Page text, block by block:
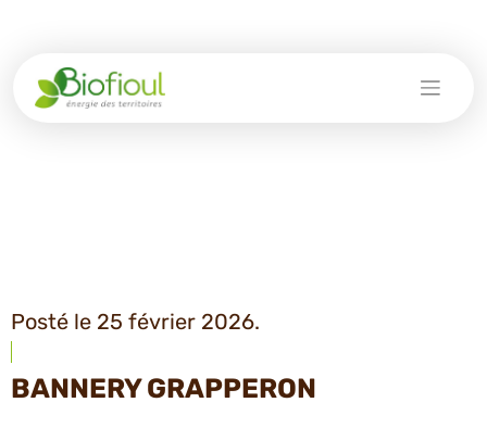
Posté le 25 février 2026.
BANNERY GRAPPERON